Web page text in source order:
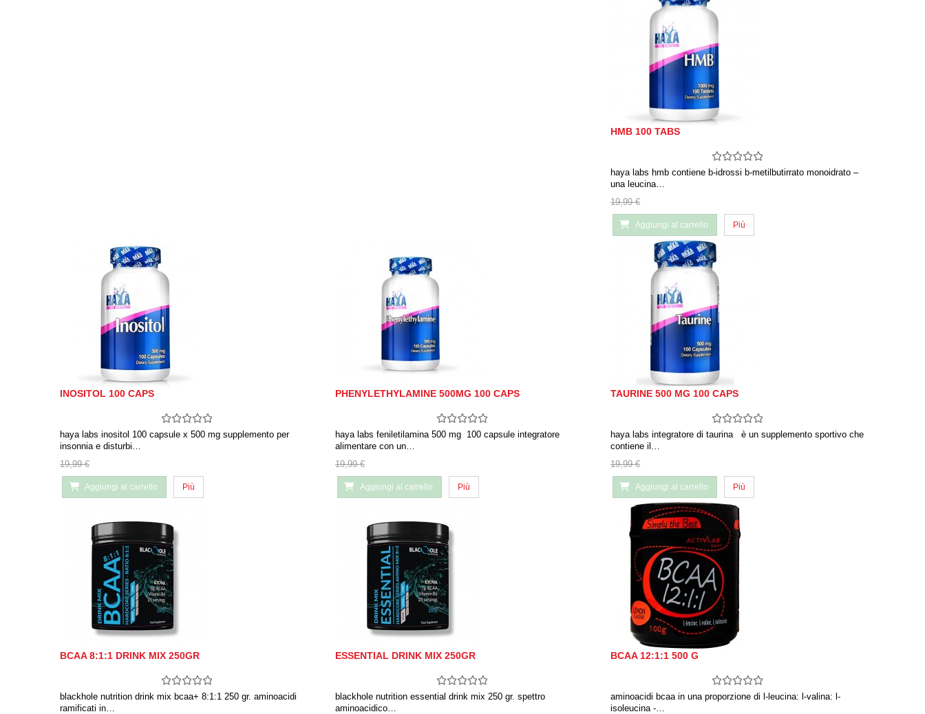
HMB 100 TABS
haya labs hmb contiene b-idrossi b-metilbutirrato monoidrato –
una leucina…
19,99 €
Aggiungi al carrello Più
INOSITOL 100 CAPS
haya labs inositol 100 capsule x 500 mg supplemento per
insonnia e disturbi…
19,99 €
Aggiungi al carrello Più
PHENYLETHYLAMINE 500MG 100 CAPS
haya labs feniletilamina 500 mg 100 capsule integratore
alimentare con un…
19,99 €
Aggiungi al carrello Più
TAURINE 500 MG 100 CAPS
haya labs integratore di taurina è un supplemento sportivo che
contiene il…
19,99 €
Aggiungi al carrello Più
BCAA 8:1:1 DRINK MIX 250GR
blackhole nutrition drink mix bcaa+ 8:1:1 250 gr. aminoacidi
ramificati in…
ESSENTIAL DRINK MIX 250GR
blackhole nutrition essential drink mix 250 gr. spettro
aminoacidico…
BCAA 12:1:1 500 G
aminoacidi bcaa in una proporzione di l-leucina: l-valina: l-
isoleucina -…